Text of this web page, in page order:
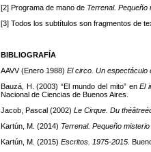
[2] Programa de mano de Terrenal. Pequeño
[3] Todos los subtítulos son fragmentos de
BIBLIOGRAFÍA
AAVV (Enero 1988) El circo. Un espectáculo
Bauzá, H. (2003) “El mundo del mito” enEl
Nacional de Ciencias de Buenos Aires.
Jacob, Pascal (2002) Le Cirque. Du
Kartún, M. (2014) Terrenal. Pequeño
Kartún, M. (2015) Escritos. 1975-2015.